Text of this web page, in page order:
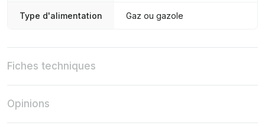
Type d'alimentation Gaz ou gazole
Fiches techniques
Opinions